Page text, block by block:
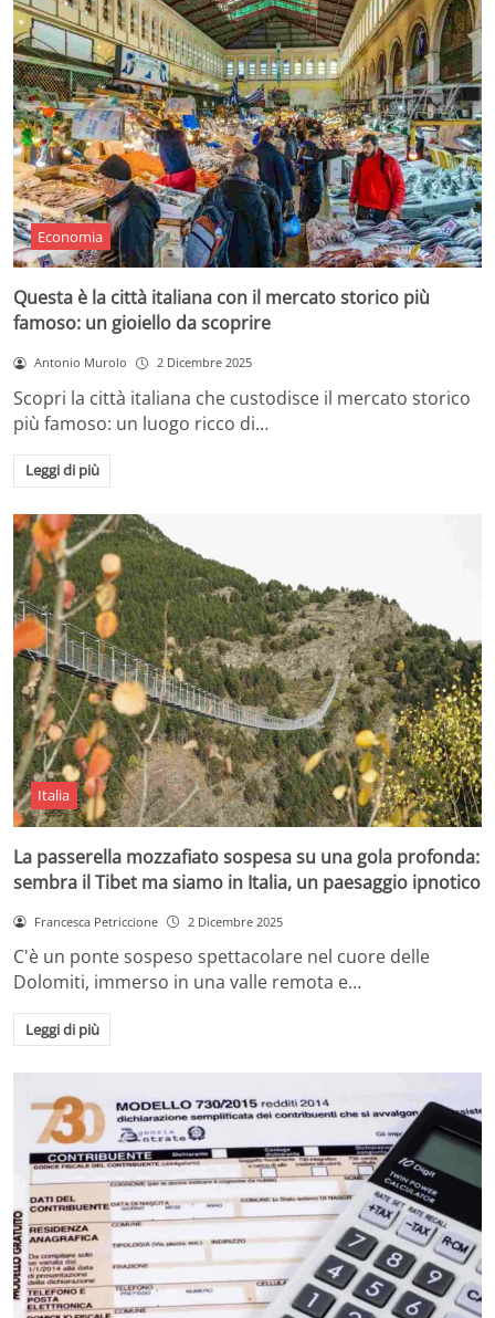
Economia
Questa è la città italiana con il mercato storico più
famoso: un gioiello da scoprire
Antonio Murolo 2 Dicembre 2025
Scopri la città italiana che custodisce il mercato storico
più famoso: un luogo ricco di…
Leggi di più
Italia
La passerella mozzafiato sospesa su una gola profonda:
sembra il Tibet ma siamo in Italia, un paesaggio ipnotico
Francesca Petriccione 2 Dicembre 2025
C'è un ponte sospeso spettacolare nel cuore delle
Dolomiti, immerso in una valle remota e…
Leggi di più